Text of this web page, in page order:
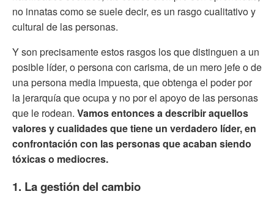
no innatas como se suele decir, es un rasgo cualitativo y
cultural de las personas.
Y son precisamente estos rasgos los que distinguen a un
posible líder, o persona con carisma, de un mero jefe o de
una persona media impuesta, que obtenga el poder por
la jerarquía que ocupa y no por el apoyo de las personas
que le rodean. Vamos entonces a describir aquellos
valores y cualidades que tiene un verdadero líder, en
confrontación con las personas que acaban siendo
tóxicas o mediocres.
1. La gestión del cambio